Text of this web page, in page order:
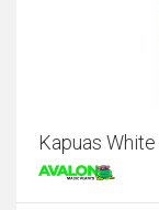
Kapuas